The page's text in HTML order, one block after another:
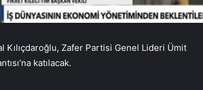
Kılıçdaroğlu, Zafer Partisi Genel Lideri Ümit
katılacak.